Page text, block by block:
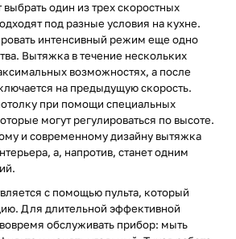
один из трех скоростных
под разные условия на кухне.
интенсивный режим еще одно
Вытяжка в течение нескольких
возможностях, а после
на предыдущую скорость.
при помощи специальных
могут регулироваться по высоте.
и современному дизайну вытяжка
а, напротив, станет одним
с помощью пульта, который
Для длительной эффективной
обслуживать прибор: мыть